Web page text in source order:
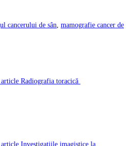
cancerului de sân, mamografie cancer de